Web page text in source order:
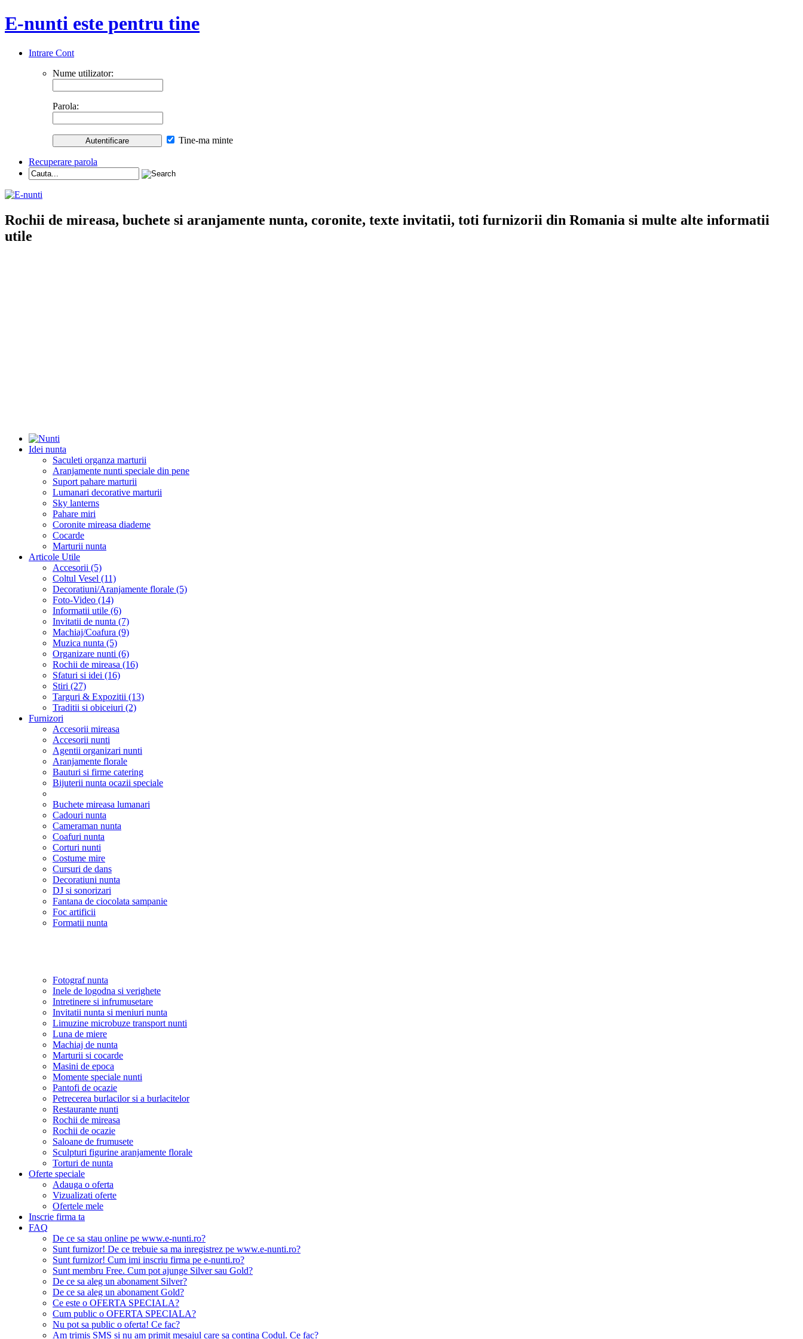
E-nunti este pentru tine
Intrare Cont
Nume utilizator:
Parola:
Tine-ma minte
Recuperare parola
Rochii de mireasa, buchete si aranjamente nunta, coronite, texte invitatii, toti furnizorii din Romania si multe alte informatii
utile
Idei nunta
Saculeti organza marturii
Aranjamente nunti speciale din pene
Suport pahare marturii
Lumanari decorative marturii
Sky lanterns
Pahare miri
Coronite mireasa diademe
Cocarde
Marturii nunta
Articole Utile
Accesorii (5)
Coltul Vesel (11)
Decoratiuni/Aranjamente florale (5)
Foto-Video (14)
Informatii utile (6)
Invitatii de nunta (7)
Machiaj/Coafura (9)
Muzica nunta (5)
Organizare nunti (6)
Rochii de mireasa (16)
Sfaturi si idei (16)
Stiri (27)
Targuri & Expozitii (13)
Traditii si obiceiuri (2)
Furnizori
Accesorii mireasa
Accesorii nunti
Agentii organizari nunti
Aranjamente florale
Bauturi si firme catering
Bijuterii nunta ocazii speciale
Buchete mireasa lumanari
Cadouri nunta
Cameraman nunta
Coafuri nunta
Corturi nunti
Costume mire
Cursuri de dans
Decoratiuni nunta
DJ si sonorizari
Fantana de ciocolata sampanie
Foc artificii
Formatii nunta
Fotograf nunta
Inele de logodna si verighete
Intretinere si infrumusetare
Invitatii nunta si meniuri nunta
Limuzine microbuze transport nunti
Luna de miere
Machiaj de nunta
Marturii si cocarde
Masini de epoca
Momente speciale nunti
Pantofi de ocazie
Petrecerea burlacilor si a burlacitelor
Restaurante nunti
Rochii de mireasa
Rochii de ocazie
Saloane de frumusete
Sculpturi figurine aranjamente florale
Torturi de nunta
Oferte speciale
Adauga o oferta
Vizualizati oferte
Ofertele mele
Inscrie firma ta
FAQ
De ce sa stau online pe www.e-nunti.ro?
Sunt furnizor! De ce trebuie sa ma inregistrez pe www.e-nunti.ro?
Sunt furnizor! Cum imi inscriu firma pe e-nunti.ro?
Sunt membru Free. Cum pot ajunge Silver sau Gold?
De ce sa aleg un abonament Silver?
De ce sa aleg un abonament Gold?
Ce este o OFERTA SPECIALA?
Cum public o OFERTA SPECIALA?
Nu pot sa public o oferta! Ce fac?
Am trimis SMS si nu am primit mesajul care sa contina Codul. Ce fac?